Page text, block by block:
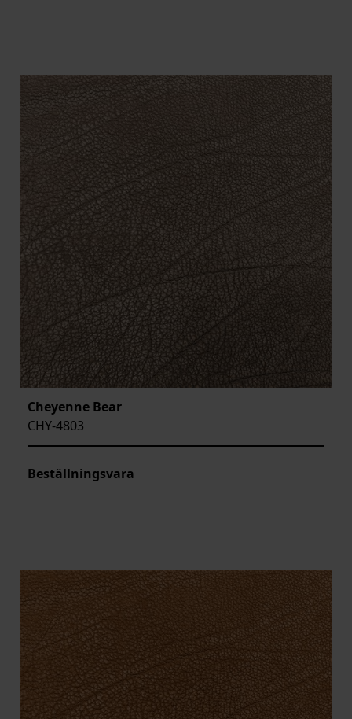
Cheyenne Bear
CHY-4803
Beställningsvara